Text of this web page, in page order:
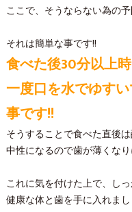
ここで、そうならない為の
それは簡単な事です!!
食べた後30分以上
一度口を水でゆす
事です!!
そうすることで食べた直後は
中性になるので歯が薄くな
これに気を付けた上で、し
健康な体と歯を手に入れま